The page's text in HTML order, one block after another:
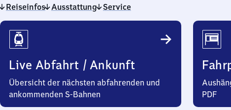
Reiseinfos Ausstattung Service
Reiseinfos
Live Abfahrt / Ankunft
Übersicht der nächsten abfahrenden und
ankommenden S-Bahnen
PDF